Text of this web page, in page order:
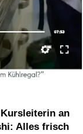
Alles frisch